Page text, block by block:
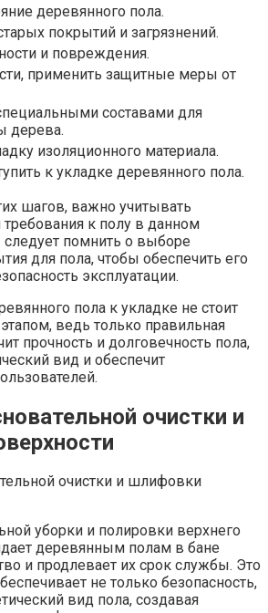
деревянного пола.
покрытий и загрязнений.
и повреждения.
применить защитные меры от
составами для
дерева.
изоляционного материала.
к укладке деревянного пола.
шагов, важно учитывать
требования к полу в данном
следует помнить о выборе
для пола, чтобы обеспечить его
эксплуатации.
пола к укладке не стоит
ведь только правильная
прочность и долговечность пола,
вид и обеспечит
очистки и
уборки и полировки верхнего
деревянным полам в бане
и продлевает их срок службы. Это
не только безопасность,
вид пола, создавая